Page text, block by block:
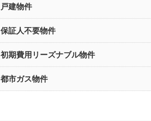
戸建物件
保証人不要物件
初期費用リーズナブル物件
都市ガス物件